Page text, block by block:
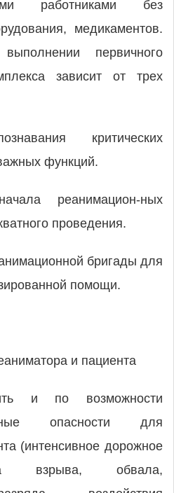
работниками без
медикаментов.
первичного
зависит от трех
критических
функций.
реанимацион-ных
проведения.
бригады для
помощи.
и пациента
и по возможности
опасности для
(интенсивное дорожное
взрыва, обвала,